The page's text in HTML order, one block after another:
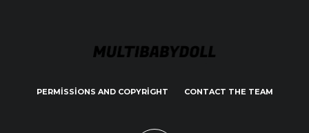
PERMISSIONS AND COPYRIGHT CONTACT THE TEAM